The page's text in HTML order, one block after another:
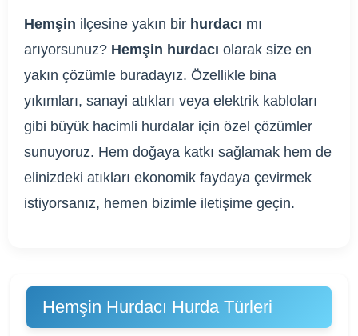
Hemşin ilçesine yakın bir hurdacı mı
arıyorsunuz? Hemşin hurdacı olarak size en
yakın çözümle buradayız. Özellikle bina
yıkımları, sanayi atıkları veya elektrik kabloları
gibi büyük hacimli hurdalar için özel çözümler
sunuyoruz. Hem doğaya katkı sağlamak hem de
elinizdeki atıkları ekonomik faydaya çevirmek
istiyorsanız, hemen bizimle iletişime geçin.
Hemşin Hurdacı Hurda Türleri